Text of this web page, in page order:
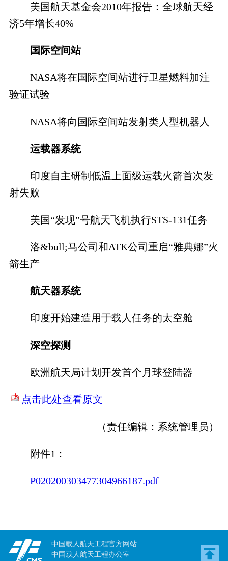
美国航天基金会2010年报告：全球航天经
济5年增长40%
国际空间站
NASA将在国际空间站进行卫星燃料加注
验证试验
NASA将向国际空间站发射类人型机器人
运载器系统
印度自主研制低温上面级运载火箭首次发
射失败
美国“发现”号航天飞机执行STS-131任务
洛&bull;马公司和ATK公司重启“雅典娜”火
箭生产
航天器系统
印度开始建造用于载人任务的太空舱
深空探测
欧洲航天局计划开发首个月球登陆器
点击此处查看原文
（责任编辑： 系统管理员 ）
附件1：
P020200303477304966187.pdf
中国载人航天工程官方网站
中国载人航天工程办公室